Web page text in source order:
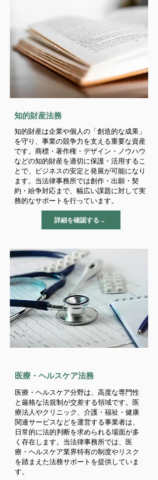
​知的財産法務
知的財産は企業や個人の「創造的な成果」
を守り、事業の競争力を支える重要な資産
です。商標・著作権・デザイン・ノウハウ
などの知的財産を適切に保護・活用するこ
とで、ビジネスの安定と発展が可能になり
ます。当法律事務所では創作・出願・契
約・紛争対応まで、幅広い課題に対して実
務的なサポートを行っています。
詳細を確認する→
​医療・ヘルスケア法務
医療・ヘルスケア分野は、高度な専門性
と厳格な法規制が交差する領域です。医
療法人やクリニック、介護・福祉・健康
関連サービスなどを運営する事業者は、
日常的に法的判断を求められる場面が多
く存在します。当法律事務所では、医
療・ヘルスケア業界特有の制度やリスク
を踏まえた法務サポートを提供していま
す。